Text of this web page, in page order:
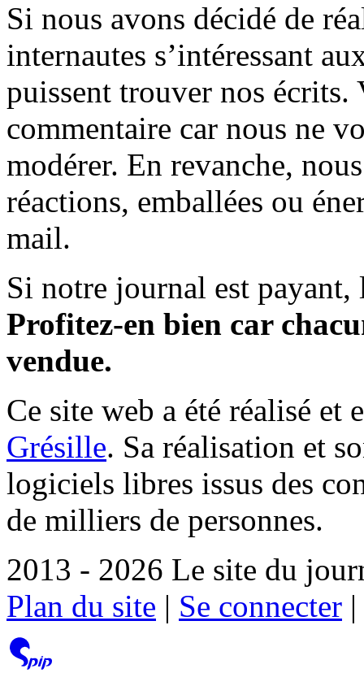
Si nous avons décidé de
internautes s’intéressant
puissent trouver nos écrits.
commentaire car nous ne
modérer. En revanche,
réactions, emballées ou
mail.
Si notre journal est payant,
Profitez-en bien car
vendue.
Ce site web a été réalisé et
Grésille. Sa réalisation et
logiciels libres issus des
de milliers de personnes.
2013 - 2026 Le site du
Plan du site | Se connecter |